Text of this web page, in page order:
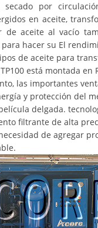
secado por
en aceite,
de aceite al vacío
hacer su El
de aceite para
está montada
las importantes
y protección del
delgada.
filtrante de alta
de agregar